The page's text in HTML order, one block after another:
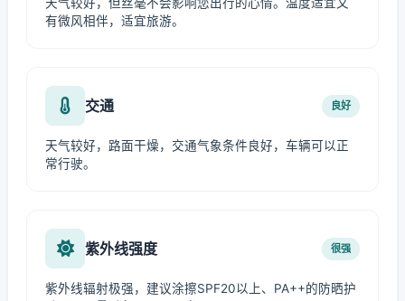
有微风相伴，适宜旅游。
交通 良好
天气较好，路面干燥，交通气象条件良好，车辆可以正
常行驶。
紫外线强度 很强
紫外线辐射极强，建议涂擦SPF20以上、PA++的防晒护